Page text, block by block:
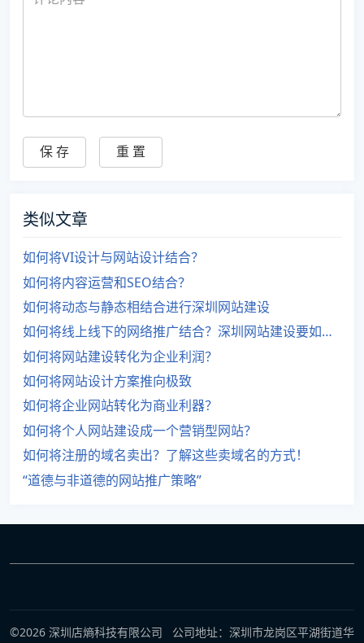
类似文章
如何将VI设计与网站设计结合？
如何将内容运营和SEO结合？
如何将动态与静态相结合进行深圳网站建设
如何将线上线下的网络推广结合？深圳网站建设要如何做好网络推广？
如何将网站建设转化为企业利润？
如何将网站设计方案推向极致
如何将企业网站转化为商业利器？
如何将个人网站建设成一个营销型网站？
如何将注册的域名卖出？了解这些卖域名的方式！
“道德与非道德的网站推广策略”
©2026 深圳店熵科技有限公司 公司地址：深圳市龙岗区平湖街道华